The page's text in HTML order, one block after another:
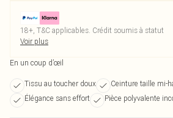
18+, T&C applicables. Crédit soumis à statut
Voir plus
En un coup d’œil
Tissu au toucher doux Ceinture taille mi-
Élégance sans effort
Pièce polyvalente